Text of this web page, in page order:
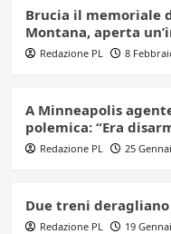
Brucia il memoriale
Montana, aperta
Redazione PL 8
A Minneapolis
polemica: “Era
Redazione PL 25
Due treni
Redazione PL 19